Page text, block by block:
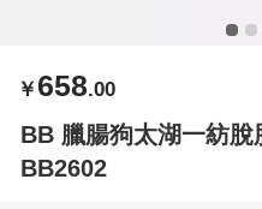
￥ 658.00
BB 臘腸狗太湖一紡脫
BB2602